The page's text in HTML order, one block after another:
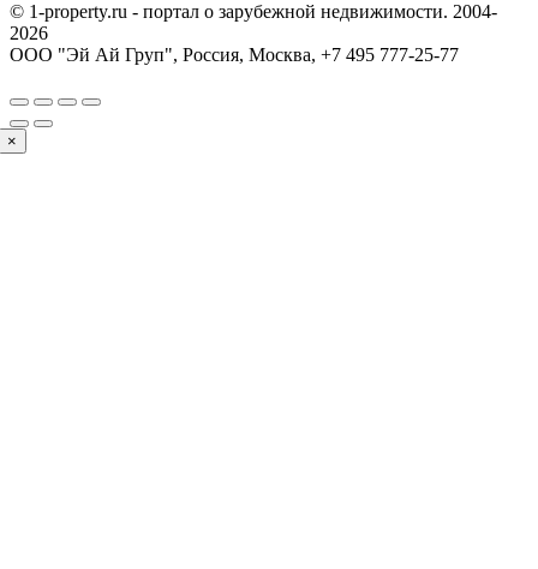
© 1-property.ru - портал о зарубежной недвижимости. 2004-
2026
ООО "Эй Ай Груп", Россия, Москва, +7 495 777-25-77
×